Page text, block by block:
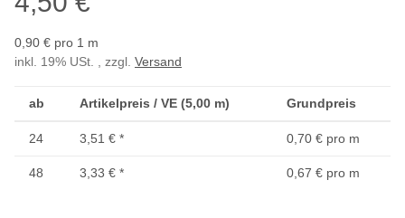
0,90 € pro 1 m
inkl. 19% USt. , zzgl. Versand
ab Artikelpreis / VE (5,00 m) Grundpreis
24 3,51 € * 0,70 € pro m
48 3,33 € * 0,67 € pro m